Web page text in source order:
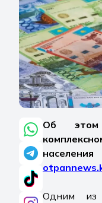
Об этом
Одним из